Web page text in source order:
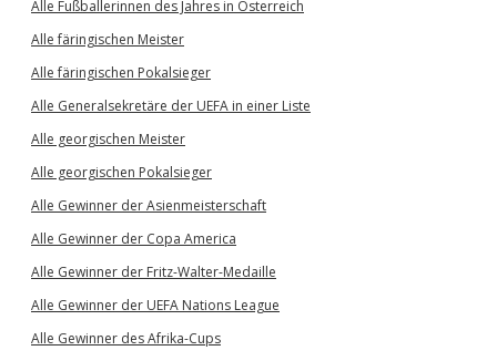
Alle Fußballerinnen des Jahres in Österreich
Alle färingischen Meister
Alle färingischen Pokalsieger
Alle Generalsekretäre der UEFA in einer Liste
Alle georgischen Meister
Alle georgischen Pokalsieger
Alle Gewinner der Asienmeisterschaft
Alle Gewinner der Copa America
Alle Gewinner der Fritz-Walter-Medaille
Alle Gewinner der UEFA Nations League
Alle Gewinner des Afrika-Cups